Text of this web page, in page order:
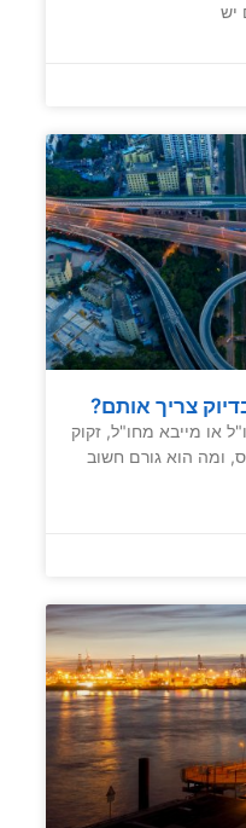
יש
צריך אותם?
או מייבא מחו"ל, זקוק
ומה הוא גורם חשוב